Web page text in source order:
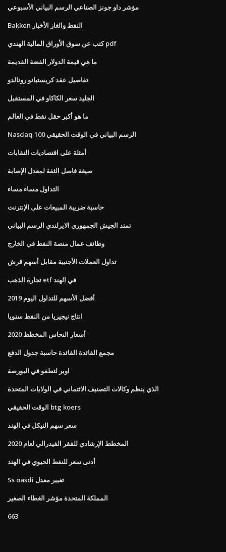
مؤشر داو جونز الصناعي الرسم البياني الأسبوعي
Bakken النفط والغاز الأخبار
كتب عن سوق الأوراق المالية الهندي pdf
ما هي قيمة الدولار الفضة القديمة
تفاصيل عقد كريستيانو رونالدو
الجليد سعر الكاكاو في المستقبل
ما هو أكبر حقل نفط في العالم
Nasdaq 100 الرسم البياني في الوقت الحقيقي
أمثلة على اقتصاديات النقابات
صيغة فاصل الثقة لمعدل الإصابة
التداول مساء مساء
حاسبة ضريبة المبيعات على الإنترنت
تمتد الجيش الجمهوري الايرلندي الرسم البياني
وظائف عمال منصة النفط في الخارج
تداول العملات الأجنبية مقابل أسهم قرش
تجارة الذهب etf في الهند
أفضل الأسهم للتداول اليوم 2019
انتاج نيجيريا من النفط سنويا
أسعار النحاس المخطط 2020
مجمع الفائدة الفائدة حاسبة جدول الدفع
اوبر لتطفو في البورصة
الذي ينظم وكالات التصنيف الائتماني في الولايات المتحدة
الوقت الحقيقي btg koers
سعر سهم النيكل في الهند
المخطط الإرشادي للفقر الفيدرالي لعام 2020
أدنى سعر للنفط الحيوي في الهند
Ss oasdi تغيير معدل
المملكة المتحدة مؤشر الغطاء الصغير
663